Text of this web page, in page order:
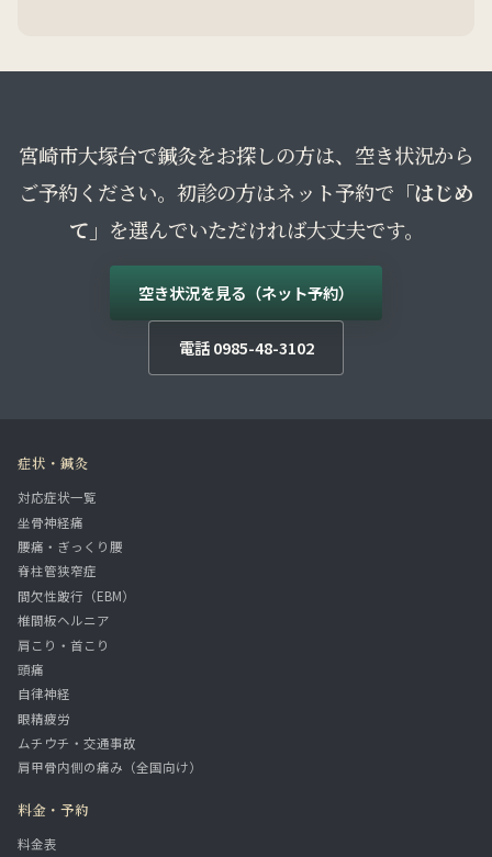
宮崎市大塚台で鍼灸をお探しの方は、空き状況から
ご予約ください。初診の方はネット予約で 「はじめ
て」 を選んでいただければ大丈夫です。
空き状況を見る（ネット予約）
電話 0985-48-3102
症状・鍼灸
対応症状一覧
坐骨神経痛
腰痛・ぎっくり腰
脊柱管狭窄症
間欠性跛行（EBM）
椎間板ヘルニア
肩こり・首こり
頭痛
自律神経
眼精疲労
ムチウチ・交通事故
肩甲骨内側の痛み（全国向け）
料金・予約
料金表